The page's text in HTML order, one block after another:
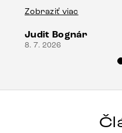
stola bolo malé
Vincze pri riešení
veľmi korektne.
Zobraziť viac
Judit Bognár
8. 7. 2026